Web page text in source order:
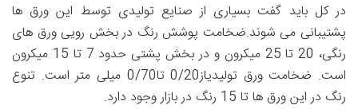
در کل باید گفت بسیاری از صنایع تولیدی توسط این ورق ها
پشتیبانی می شوند.ضخامت پوشش رنگ در بخش رویی ورق های
رنگی، 20 تا 25 میکرون و در بخش پشتی حدود 7 تا 15 میکرون
است. ضخامت ورق تولیدیاز0/20 تا0/70 میلی متر است. تنوع
رنگ در این ورق ها تا 15 رنگ در بازار وجود دارد.